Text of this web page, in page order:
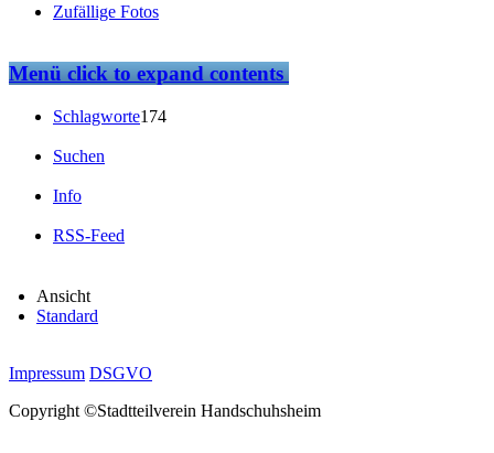
Zufällige Fotos
Menüclick to expand contents
Schlagworte174
Suchen
Info
RSS-Feed
Ansicht
Standard
Impressum DSGVO
Copyright ©Stadtteilverein Handschuhsheim